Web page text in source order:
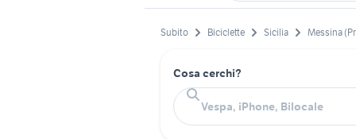
Subito Biciclette Sicilia Messina
Cosa cerchi?